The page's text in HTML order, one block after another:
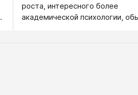
роста, интересного более
академической психологии,